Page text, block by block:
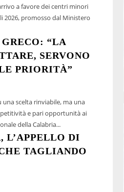
a favore dei centri minori
2026, promosso dal Ministero
“LA
SERVONO
PRIORITÀ”
una scelta rinviabile, ma una
e pari opportunità ai
della Calabria...
L’APPELLO DI
TAGLIANDO